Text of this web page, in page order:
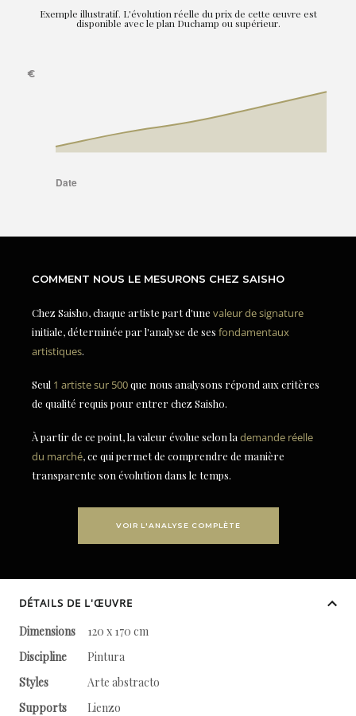
Exemple illustratif. L'évolution réelle du prix de cette œuvre est
disponible avec le plan Duchamp ou supérieur.
COMMENT NOUS LE MESURONS CHEZ SAISHO
Chez Saisho, chaque artiste part d'une valeur de signature
initiale, déterminée par l'analyse de ses fondamentaux
artistiques.
Seul 1 artiste sur 500que nous analysons répond aux critères
de qualité requis pour entrer chez Saisho.
À partir de ce point, la valeur évolue selon la demande réelle
du marché, ce qui permet de comprendre de manière
transparente son évolution dans le temps.
VOIR L'ANALYSE COMPLÈTE
DÉTAILS DE L'ŒUVRE
Dimensions
120 x 170 cm
Discipline
Pintura
Styles
Arte abstracto
Supports
Lienzo